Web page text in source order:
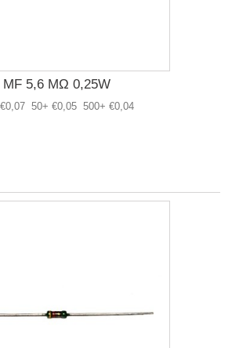
MF 5,6 MΩ 0,25W
50+ €0,05 500+ €0,04